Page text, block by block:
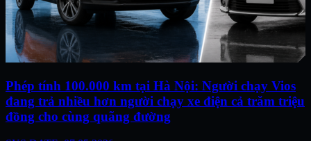
Phép tính 100.000 km tại Hà Nội: Người chạy Vios
đang trả nhiều hơn người chạy xe điện cả trăm triệu
đồng cho cùng quãng đường